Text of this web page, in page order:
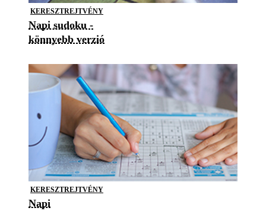
KERESZTREJTVÉNY
Napi sudoku -
könnyebb verzió
KERESZTREJTVÉNY
Napi